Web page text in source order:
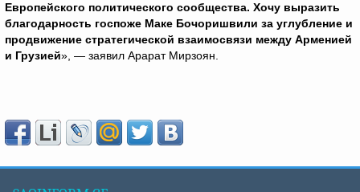
Европейского политического сообщества. Хочу выразить
благодарность госпоже Маке Бочоришвили за углубление и
продвижение стратегической взаимосвязи между Арменией
и Грузией», — заявил Арарат Мирзоян.